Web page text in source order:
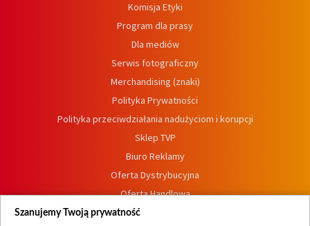
Komisja Etyki
Program dla prasy
Dla mediów
Serwis fotograficzny
Merchandising (znaki)
Polityka Prywatności
Polityka przeciwdziałania nadużyciom i korupcji
Sklep TVP
Biuro Reklamy
Oferta Dystrybucyjna
Oferta Handlowa
Dostępność
Szanujemy Twoją prywatność